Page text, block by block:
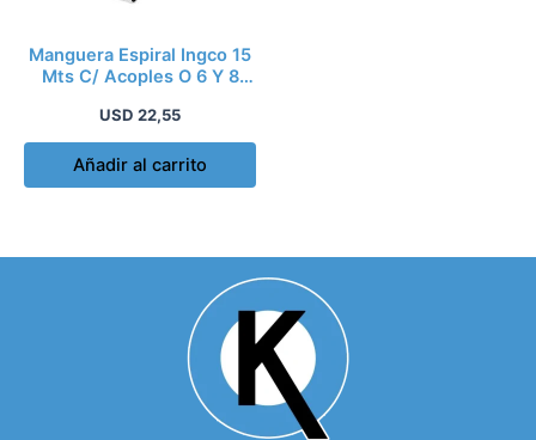
Manguera Espiral Ingco 15
Mts C/ Acoples O 6 Y 8
USD 22,55
Añadir al carrito